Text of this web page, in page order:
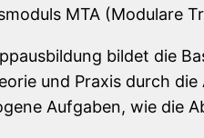
MTA (Modulare
bildet die
und Praxis durch
Aufgaben, wie die